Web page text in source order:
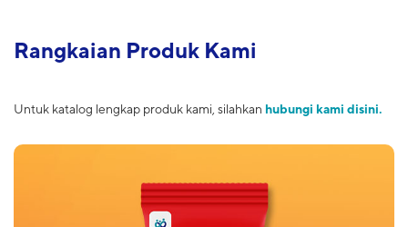
Rangkaian Produk Kami
Untuk katalog lengkap produk kami, silahkan hubungi kami disini.